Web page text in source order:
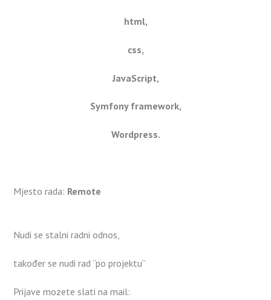
html,
css,
JavaScript,
Symfony framework,
Wordpress.
Mjesto rada: Remote
Nudi se stalni radni odnos,
također se nudi rad “po projektu”
Prijave mozete slati na mail: